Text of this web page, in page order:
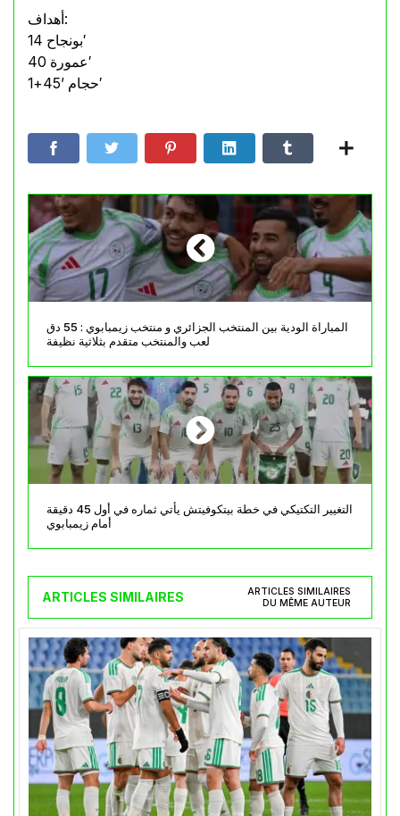
أهداف:
بونجاح 14′
عمورة 40′
حجام ’45+1′
المباراة الودية بين المنتخب الجزائري و منتخب زيمبابوي : 55 دق
لعب والمنتخب متقدم بثلاثية نظيفة
التغيير التكتيكي في خطة بيتكوفيتش يأتي ثماره في أول 45 دقيقة
أمام زيمبابوي
ARTICLES SIMILAIRES
ARTICLES SIMILAIRES
DU MÊME AUTEUR